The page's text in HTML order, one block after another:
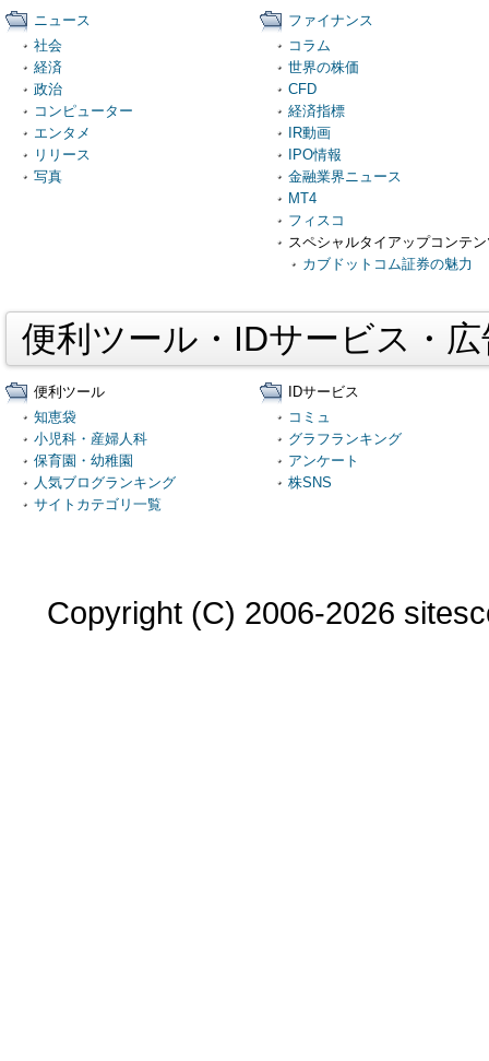
ニュース
社会
経済
政治
コンピューター
エンタメ
リリース
写真
ファイナンス
コラム
世界の株価
CFD
経済指標
IR動画
IPO情報
金融業界ニュース
MT4
フィスコ
スペシャルタイアップコンテ
カブドットコム証券の魅力
便利ツール・IDサービス・
便利ツール
知恵袋
小児科・産婦人科
保育園・幼稚園
人気ブログランキング
サイトカテゴリ一覧
IDサービス
コミュ
グラフランキング
アンケート
株SNS
Copyright (C) 2006-2026